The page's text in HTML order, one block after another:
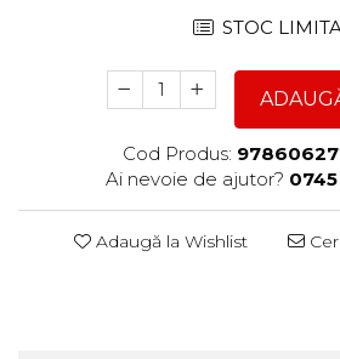
STOC
Cod Produs:
Ai nevoie de ajutor?
Adaugă la Wishlist